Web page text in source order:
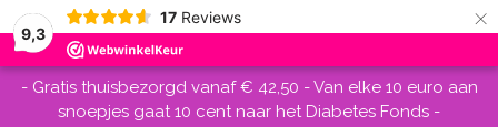
9,3
17 Reviews ×
- Gratis thuisbezorgd vanaf € 42,50 - Van elke 10 euro aan
snoepjes gaat 10 cent naar het Diabetes Fonds -